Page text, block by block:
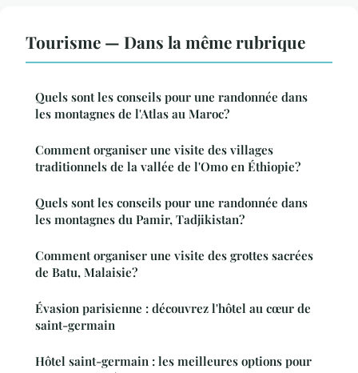
Tourisme — Dans la même rubrique
Quels sont les conseils pour une randonnée dans
les montagnes de l'Atlas au Maroc?
Comment organiser une visite des villages
traditionnels de la vallée de l'Omo en Éthiopie?
Quels sont les conseils pour une randonnée dans
les montagnes du Pamir, Tadjikistan?
Comment organiser une visite des grottes sacrées
de Batu, Malaisie?
Évasion parisienne : découvrez l'hôtel au cœur de
saint-germain
Hôtel saint-germain : les meilleures options pour